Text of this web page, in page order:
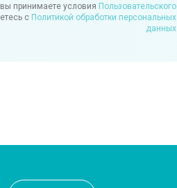
принимаете условия Пользовательского
с Политикой обработки персональных
данных